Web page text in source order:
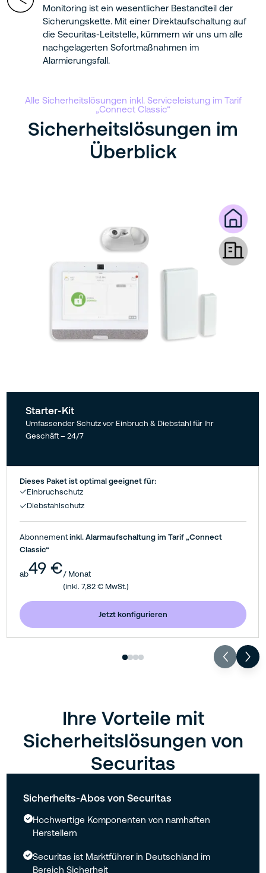
Monitoring ist ein wesentlicher Bestandteil der
Sicherungskette. Mit einer Direktaufschaltung auf
die Securitas-Leitstelle, kümmern wir uns um alle
nachgelagerten Sofortmaßnahmen im
Alarmierungsfall.
Alle Sicherheitslösungen inkl. Serviceleistung im Tarif
„Connect Classic“
Sicherheitslösungen im
Überblick
Starter-Kit
Umfassender Schutz vor Einbruch & Diebstahl für Ihr
Geschäft – 24/7
Dieses Paket ist optimal geeignet für:
Einbruchschutz
Diebstahlschutz
Abonnementinkl. Alarmaufschaltung im Tarif „Connect
Classic“
ab49 €/ Monat
(inkl. 7,82 € MwSt.)
Jetzt konfigurieren
Ihre Vorteile mit
Sicherheitslösungen von
Securitas
Sicherheits-Abos von Securitas
Hochwertige Komponenten von namhaften
Herstellern
Securitas ist Marktführer in Deutschland im
Bereich Sicherheit